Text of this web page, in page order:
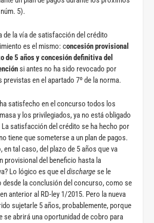
5).
de la vía de satisfacción del crédito
es el mismo: concesión provisional
de 5 años y concesión definitiva del
si antes no ha sido revocado por
previstas en el apartado 7º de la norma.
satisfecho en el concurso todos los
y los privilegiados, ya no está obligado
La satisfacción del crédito se ha hecho por
tiene que someterse a un plan de pagos.
en tal caso, del plazo de 5 años que va
provisional del beneficio hasta la
Lo lógico es que eldischargese le
desde la conclusión del concurso, como se
anterior al RD-ley 1/2015. Pero la nueva
sujetarle 5 años, probablemente, porque
se abrirá una oportunidad de cobro para